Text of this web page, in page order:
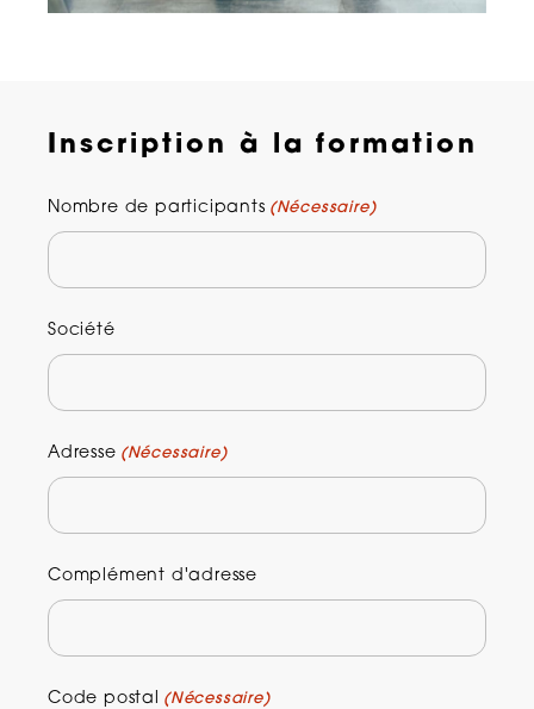
de la valeur versée après son
Inscription à la formation
Nombre de participants (Nécessaire)
Société
Adresse (Nécessaire)
Complément d'adresse
Code postal (Nécessaire)